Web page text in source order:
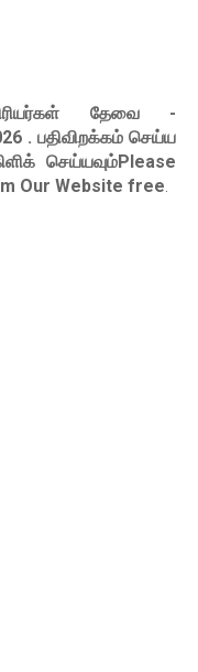
தேவை -
. பதிவிறக்கம் செய்ய
செய்யவும்Please
Our Website free